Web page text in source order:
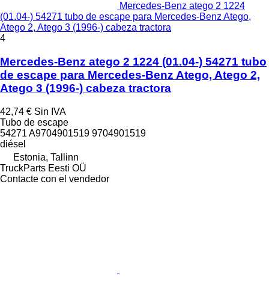
Mercedes-Benz atego 2 1224
(01.04-) 54271 tubo de escape para Mercedes-Benz Atego,
Atego 2, Atego 3 (1996-) cabeza tractora
4
Mercedes-Benz atego 2 1224 (01.04-) 54271 tubo
de escape para Mercedes-Benz Atego, Atego 2,
Atego 3 (1996-) cabeza tractora
42,74 € Sin IVA
Tubo de escape
54271 A9704901519 9704901519
diésel
Estonia, Tallinn
TruckParts Eesti OÜ
Contacte con el vendedor